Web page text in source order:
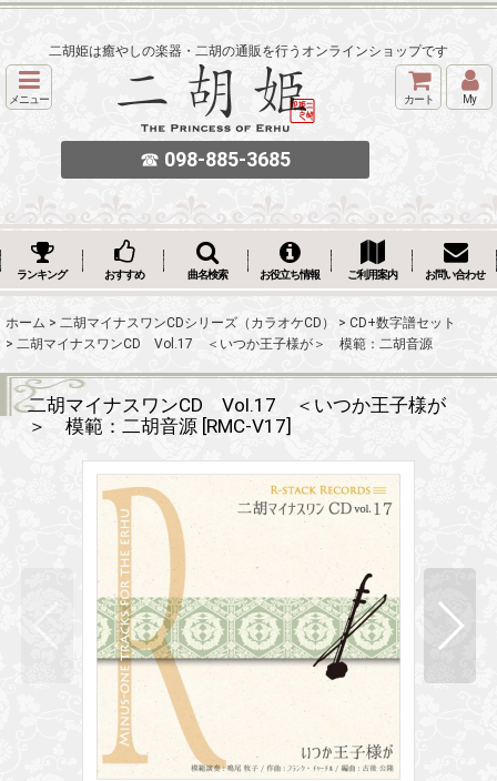
二胡姫は癒やしの楽器・二胡の通販を行うオンラインショップです
メニュー
☎ 098-885-3685
カート My
ランキング おすすめ 曲名検索 お役立ち情報 ご利用案内 お問い合わせ
ホーム > 二胡マイナスワンCDシリーズ（カラオケCD） > CD+数字譜セット
> 二胡マイナスワンCD Vol.17 ＜いつか王子様が＞ 模範：二胡音源
二胡マイナスワンCD Vol.17 ＜いつか王子様が
＞ 模範：二胡音源 [RMC-V17]